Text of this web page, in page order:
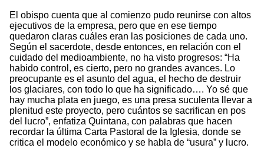
El obispo cuenta que al comienzo pudo reunirse con altos
ejecutivos de la empresa, pero que en ese tiempo
quedaron claras cuáles eran las posiciones de cada uno.
Según el sacerdote, desde entonces, en relación con el
cuidado del medioambiente, no ha visto progresos: “Ha
habido control, es cierto, pero no grandes avances. Lo
preocupante es el asunto del agua, el hecho de destruir
los glaciares, con todo lo que ha significado…. Yo sé que
hay mucha plata en juego, es una presa suculenta llevar a
plenitud este proyecto, pero cuántos se sacrifican en pos
del lucro”, enfatiza Quintana, con palabras que hacen
recordar la última Carta Pastoral de la Iglesia, donde se
critica el modelo económico y se habla de “usura” y lucro.